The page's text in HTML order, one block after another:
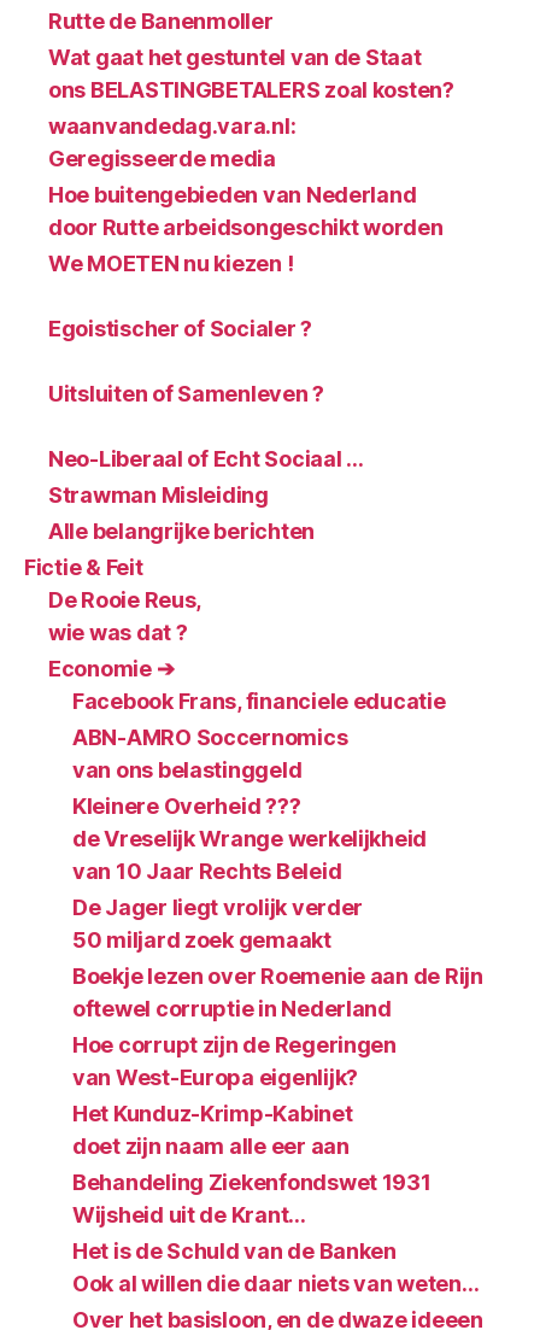
Rutte de Banenmoller
Wat gaat het gestuntel van de Staat
ons BELASTINGBETALERS zoal kosten?
waanvandedag.vara.nl:
Geregisseerde media
Hoe buitengebieden van Nederland
door Rutte arbeidsongeschikt worden
We MOETEN nu kiezen !
Egoistischer of Socialer ?
Uitsluiten of Samenleven ?
Neo-Liberaal of Echt Sociaal …
Strawman Misleiding
Alle belangrijke berichten
Fictie & Feit
De Rooie Reus,
wie was dat ?
Economie ➔
Facebook Frans, financiele educatie
ABN-AMRO Soccernomics
van ons belastinggeld
Kleinere Overheid ???
de Vreselijk Wrange werkelijkheid
van 10 Jaar Rechts Beleid
De Jager liegt vrolijk verder
50 miljard zoek gemaakt
Boekje lezen over Roemenie aan de Rijn
oftewel corruptie in Nederland
Hoe corrupt zijn de Regeringen
van West-Europa eigenlijk?
Het Kunduz-Krimp-Kabinet
doet zijn naam alle eer aan
Behandeling Ziekenfondswet 1931
Wijsheid uit de Krant…
Het is de Schuld van de Banken
Ook al willen die daar niets van weten…
Over het basisloon, en de dwaze ideeen